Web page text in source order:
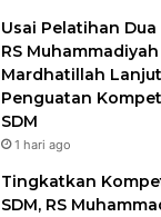
Usai Pelatihan Dua
RS Muhammadiyah
Mardhatillah
Penguatan
SDM
1 hari ago
Tingkatkan
SDM, RS